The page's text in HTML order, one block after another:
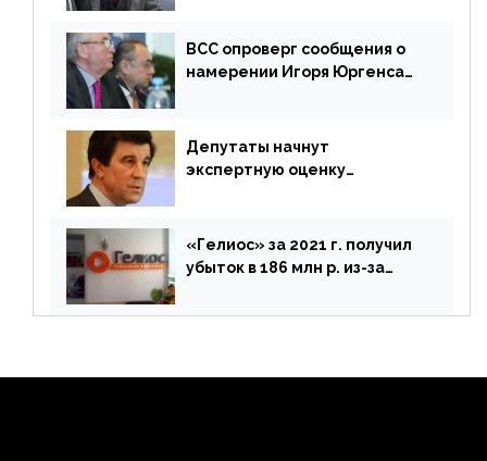
ВСС опроверг сообщения о
намерении Игоря Юргенса
Депутаты начнут
экспертную оценку
«Гелиос» за 2021 г. получил
убыток в 186 млн р. из-за
реализации недвижимости